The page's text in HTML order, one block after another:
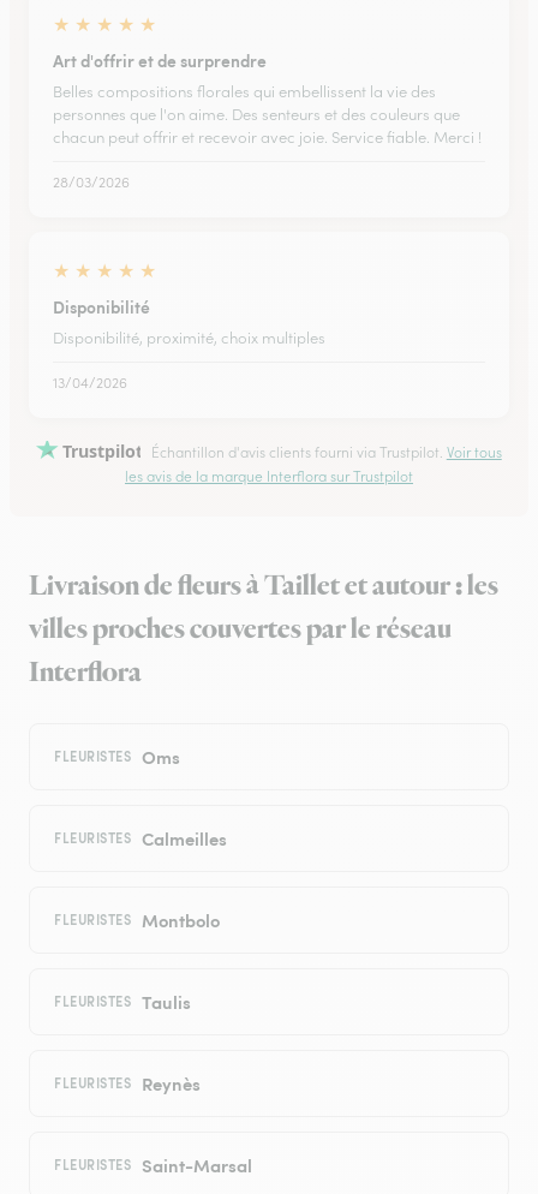
★ ★ ★ ★ ★
Art d'offrir et de surprendre
Belles compositions florales qui embellissent la vie des
personnes que l'on aime. Des senteurs et des couleurs que
chacun peut offrir et recevoir avec joie. Service fiable. Merci !
28/03/2026
★ ★ ★ ★ ★
Disponibilité
Disponibilité, proximité, choix multiples
13/04/2026
Trustpilot Échantillon d'avis clients fourni via Trustpilot. Voir tous
les avis de la marque Interflora sur Trustpilot
Livraison de fleurs à Taillet et autour : les
villes proches couvertes par le réseau
Interflora
FLEURISTES Oms
FLEURISTES Calmeilles
FLEURISTES Montbolo
FLEURISTES Taulis
FLEURISTES Reynès
FLEURISTES Saint-Marsal